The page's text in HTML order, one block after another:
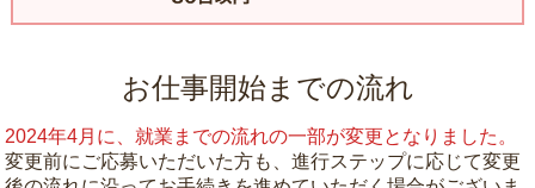
お仕事開始までの流れ
2024年4月に、就業までの流れの一部が変更となりました。
変更前にご応募いただいた方も、進行ステップに応じて変更